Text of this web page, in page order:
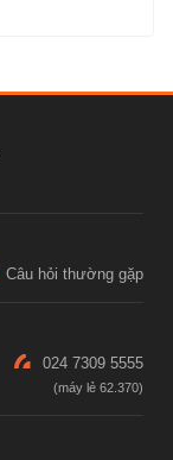
Câu hỏi thường gặp
024 7309 5555